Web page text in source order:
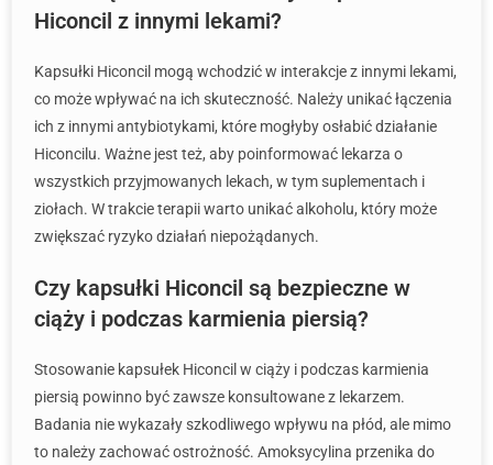
Hiconcil z innymi lekami?
Kapsułki Hiconcil mogą wchodzić w interakcje z innymi lekami,
co może wpływać na ich skuteczność. Należy unikać łączenia
ich z innymi antybiotykami, które mogłyby osłabić działanie
Hiconcilu. Ważne jest też, aby poinformować lekarza o
wszystkich przyjmowanych lekach, w tym suplementach i
ziołach. W trakcie terapii warto unikać alkoholu, który może
zwiększać ryzyko działań niepożądanych.
Czy kapsułki Hiconcil są bezpieczne w
ciąży i podczas karmienia piersią?
Stosowanie kapsułek Hiconcil w ciąży i podczas karmienia
piersią powinno być zawsze konsultowane z lekarzem.
Badania nie wykazały szkodliwego wpływu na płód, ale mimo
to należy zachować ostrożność. Amoksycylina przenika do